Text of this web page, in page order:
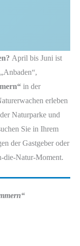
April bis Juni ist
in der
erleben
Naturparke und
Sie in Ihrem
der Gastgeber oder
die-Natur-Moment.